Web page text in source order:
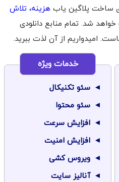
ساخت پلاگین یاب هزینه، تلاش
شد. تمام منابع دانلودی
امیدواریم از آن لذت ببرید.
خدمات ویژه
سئو تکنیکال
سئو محتوا
افزایش سرعت
افزایش امنیت
ویروس کشی
آنالیز سایت